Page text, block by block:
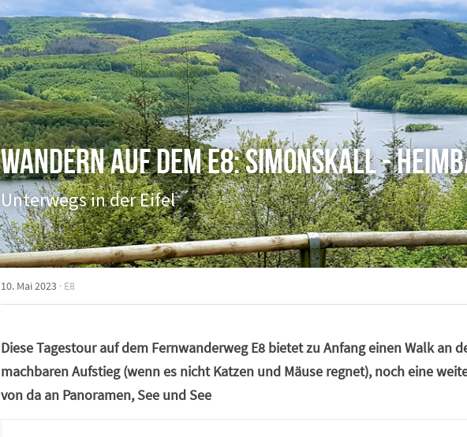
Wandern auf dem E8: Simonskall -
Unterwegs in der Eifel
10. Mai 2023 · E8
Diese Tagestour auf dem Fernwanderweg E8 bietet zu Anfang einen Walk an
machbaren Aufstieg (wenn es nicht Katzen und Mäuse regnet), noch eine
von da an Panoramen, See und See